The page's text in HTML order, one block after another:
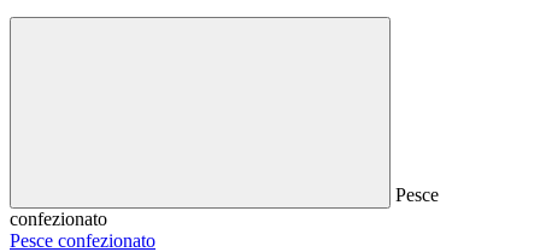
Pesce
confezionato
Pesce confezionato